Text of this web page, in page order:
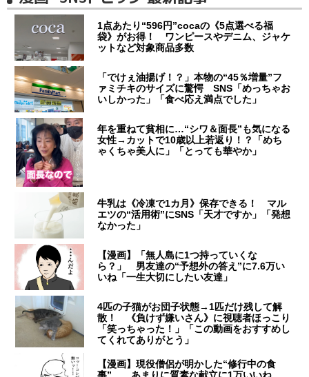
1点あたり“596円”cocaの《5点選べる福
袋》がお得！ ワンピースやデニム、ジャケ
ットなど対象商品多数
「でけぇ油揚げ！？」本物の“45％増量”フ
ァミチキのサイズに驚愕 SNS「めっちゃお
いしかった」「食べ応え満点でした」
年を重ねて貧相に…“シワ＆面長”も気になる
女性→カットで10歳以上若返り！？「めち
ゃくちゃ美人に」「とっても華やか」
牛乳は《冷凍で1カ月》保存できる！ マル
エツの“活用術”にSNS「天才ですか」「発想
なかった」
【漫画】「無人島に1つ持っていくな
ら？」 男友達の“予想外の答え”に7.6万い
いね「一生大切にしたい友達」
4匹の子猫がお団子状態→1匹だけ残して解
散！ 《負けず嫌いさん》に視聴者ほっこり
「笑っちゃった！」「この動画をおすすめし
てくれてありがとう」
【漫画】現役僧侶が明かした“修行中の食